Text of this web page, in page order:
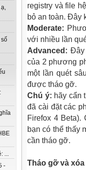
...
-
registry và file
bỏ an toàn. Đây
Moderate:
với nhiều lần
Advanced: Đây
của 2 phương
một lần quét
được tháo gỡ.
Chú ý: hãy cẩn
đã cài đặt các
Firefox 4
bạn có thể thấy
cần tháo gỡ.
Tháo gỡ và